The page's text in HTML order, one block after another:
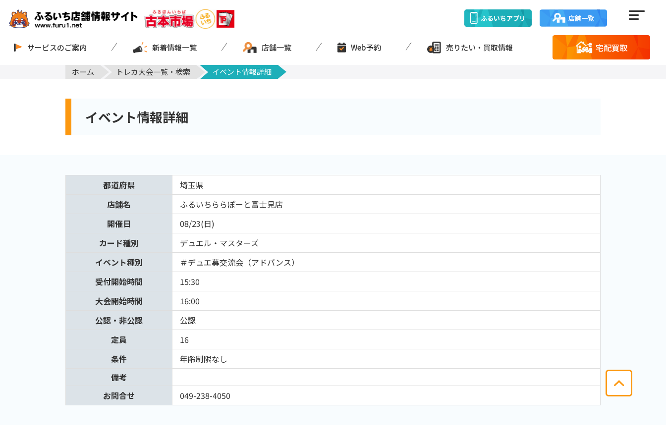
ふるいちアプリ 店舗一覧
サービスのご案内 新着情報一覧 店舗一覧 Web予約 売りたい・買取情報 宅配買取
ホーム トレカ大会一覧・検索 イベント情報詳細
イベント情報詳細
都道府県
埼玉県
店舗名
ふるいちららぽーと富士見店
開催日
08/23(日)
カード種別
デュエル・マスターズ
イベント種別
＃デュエ募交流会（アドバンス）
受付開始時間
15:30
大会開始時間
16:00
公認・非公認
公認
定員
16
条件
年齢制限なし
備考
お問合せ
049-238-4050